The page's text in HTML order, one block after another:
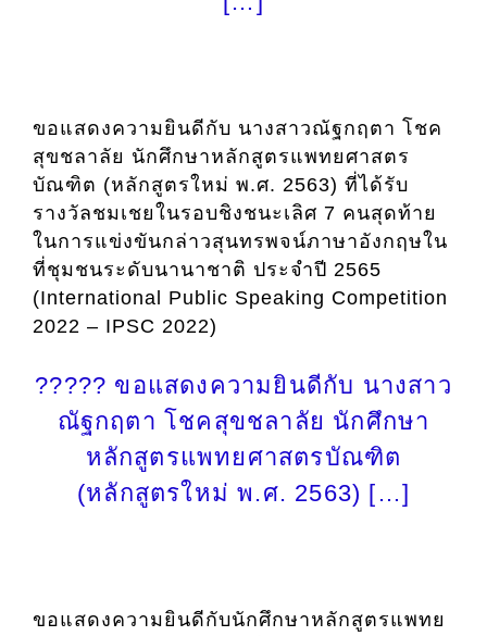
ขอแสดงความยินดีกับ นางสาวณัฐกฤตา โชค
สุขชลาลัย นักศึกษาหลักสูตรแพทยศาสตร
บัณฑิต (หลักสูตรใหม่ พ.ศ. 2563) ที่ได้รับ
รางวัลชมเชยในรอบชิงชนะเลิศ 7 คนสุดท้าย
ในการแข่งขันกล่าวสุนทรพจน์ภาษาอังกฤษใน
ที่ชุมชนระดับนานาชาติ ประจำปี 2565
(International Public Speaking Competition
2022 – IPSC 2022)
????? ขอแสดงความยินดีกับ นางสาว
ณัฐกฤตา โชคสุขชลาลัย นักศึกษา
หลักสูตรแพทยศาสตรบัณฑิต
(หลักสูตรใหม่ พ.ศ. 2563) […]
ขอแสดงความยินดีกับนักศึกษาหลักสูตรแพทย